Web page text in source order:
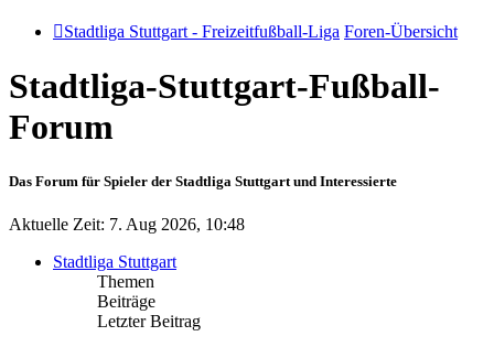
Stadtliga Stuttgart - Freizeitfußball-Liga Foren-Übersicht
Stadtliga-Stuttgart-Fußball-
Forum
Das Forum für Spieler der Stadtliga Stuttgart und Interessierte
Aktuelle Zeit: 7. Aug 2026, 10:48
Stadtliga Stuttgart
Themen
Beiträge
Letzter Beitrag